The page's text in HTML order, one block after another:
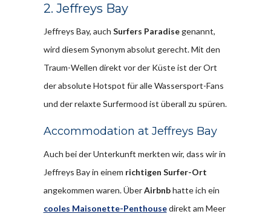
2. Jeffreys Bay
Jeffreys Bay, auch Surfers Paradisegenannt,
wird diesem Synonym absolut gerecht. Mit den
Traum-Wellen direkt vor der Küste ist der Ort
der absolute Hotspot für alle Wassersport-Fans
und der relaxte Surfermood ist überall zu spüren.
Accommodation at Jeffreys Bay
Auch bei der Unterkunft merkten wir, dass wir in
Jeffreys Bay in einem richtigen Surfer-Ort
angekommen waren. ÜberAirbnbhatte ich ein
cooles Maisonette-Penthousedirekt am Meer